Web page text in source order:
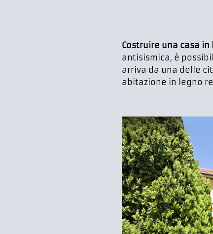
Costruire una casa
antisismica, è
arriva da una delle
abitazione in legno